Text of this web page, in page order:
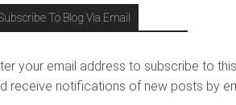
To Blog Via Email
your email address to subscribe to
receive notifications of new posts by